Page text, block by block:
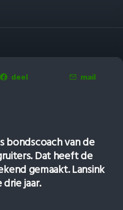
deel mail
bonds­coach van de
Dat heeft de
gemaakt. Lansink
jaar.